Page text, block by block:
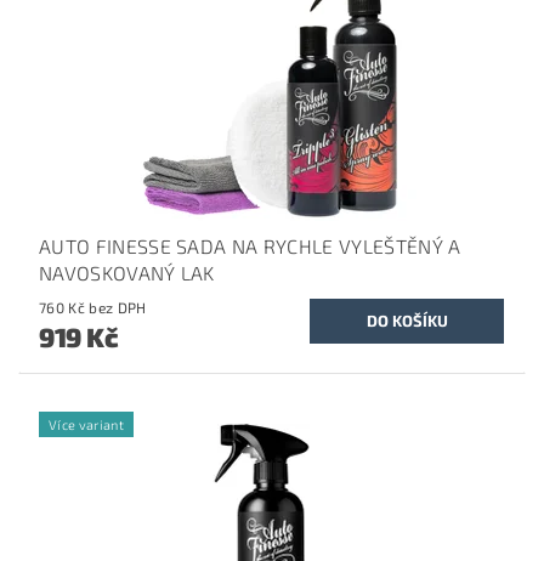
AUTO FINESSE SADA NA RYCHLE VYLEŠTĚNÝ A
NAVOSKOVANÝ LAK
760 Kč bez DPH
919 Kč
Více variant